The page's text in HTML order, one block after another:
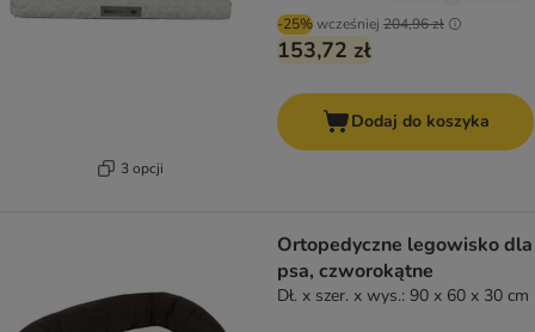
3 opcji
-25%wcześniej 204,96 zł
153,72 zł
Dodaj do koszyka
Ortopedyczne legowisko dla
psa, czworokątne
Dł. x szer. x wys.: 90 x 60 x 30 cm